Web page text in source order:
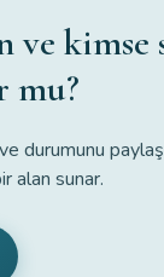
ve kimse
mu?
durumunu
alan sunar.